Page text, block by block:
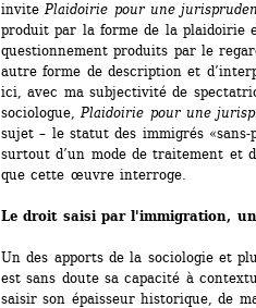
invite Plaidoirie pour une
produit par la forme de la plaidoirie
questionnement produits par le
autre forme de description et
ici, avec ma subjectivité de
sociologue, Plaidoirie pour une
sujet – le statut des immigrés
surtout d’un mode de traitement et
que cette œuvre interroge.
Le droit saisi par l'immigration,
Un des apports de la sociologie et
est sans doute sa capacité à
saisir son épaisseur historique, de